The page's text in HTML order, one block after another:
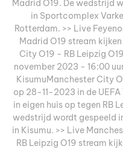
Madrid O19. De wedstrijd
in Sportcomplex
Rotterdam. >> Live
Madrid O19 stream
City O19 - RB Leipzig
november 2023 - 16:00
KisumuManchester City
op 28-11-2023 in de UEFA
in eigen huis op tegen RB
wedstrijd wordt gespeeld
in Kisumu. >> Live
RB Leipzig O19 stream